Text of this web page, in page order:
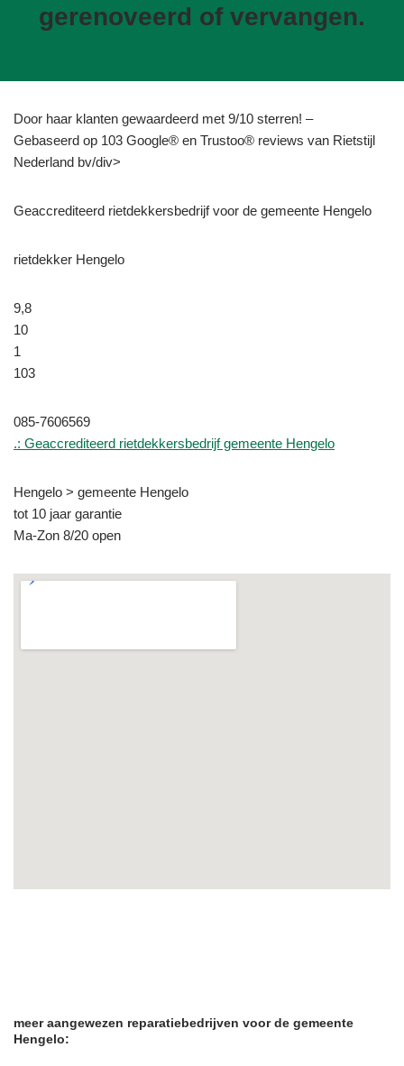
gerenoveerd of vervangen.
Door haar klanten gewaardeerd met 9/10 sterren! –
Gebaseerd op 103 Google® en Trustoo® reviews van Rietstijl
Nederland bv/div>
Geaccrediteerd rietdekkersbedrijf voor de gemeente Hengelo
rietdekker Hengelo
9,8
10
1
103
085-7606569
.: Geaccrediteerd rietdekkersbedrijf gemeente Hengelo
Hengelo > gemeente Hengelo
tot 10 jaar garantie
Ma-Zon 8/20 open
meer aangewezen reparatiebedrijven voor de gemeente
Hengelo: